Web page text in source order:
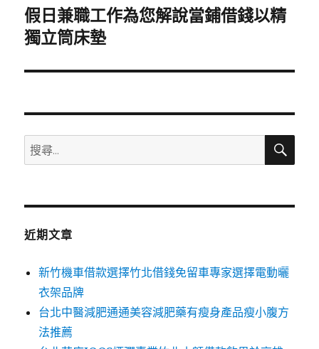
下
一
文
假日兼職工作為您解說當鋪借錢以精
獨立筒床墊
搜
尋
鍵
搜
近期文章
新竹機車借款選擇竹北借錢免留車專家選擇電動曬
衣架品牌
台北中醫減肥通通美容減肥藥有瘦身產品瘦小腹方
法推薦